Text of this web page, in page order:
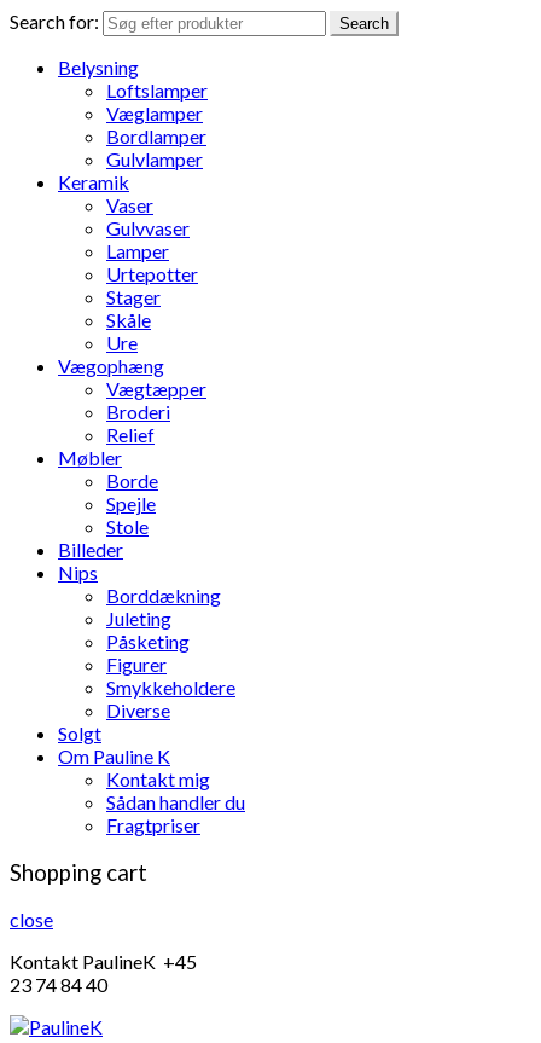
Search for: Search
Belysning
Loftslamper
Væglamper
Bordlamper
Gulvlamper
Keramik
Vaser
Gulvvaser
Lamper
Urtepotter
Stager
Skåle
Ure
Vægophæng
Vægtæpper
Broderi
Relief
Møbler
Borde
Spejle
Stole
Billeder
Nips
Borddækning
Juleting
Påsketing
Figurer
Smykkeholdere
Diverse
Solgt
Om Pauline K
Kontakt mig
Sådan handler du
Fragtpriser
Shopping cart
close
Kontakt PaulineK +45
23 74 84 40